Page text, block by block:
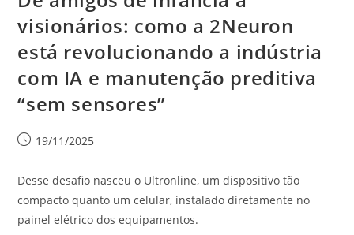
visionários: como a 2Neuron
está revolucionando a indústria
com IA e manutenção preditiva
“sem sensores”
19/11/2025
Desse desafio nasceu o Ultronline, um dispositivo tão
compacto quanto um celular, instalado diretamente no
painel elétrico dos equipamentos.